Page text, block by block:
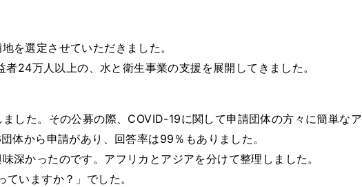
を選定させていただきました。
24万人以上の、水と衛生事業の支援を展開してきました。
した。その公募の際、COVID-19に関して申請団体の方々に簡単なア
体から申請があり、回答率は99％もありました。
深かったのです。アフリカとアジアを分けて整理しました。
いますか？」でした。